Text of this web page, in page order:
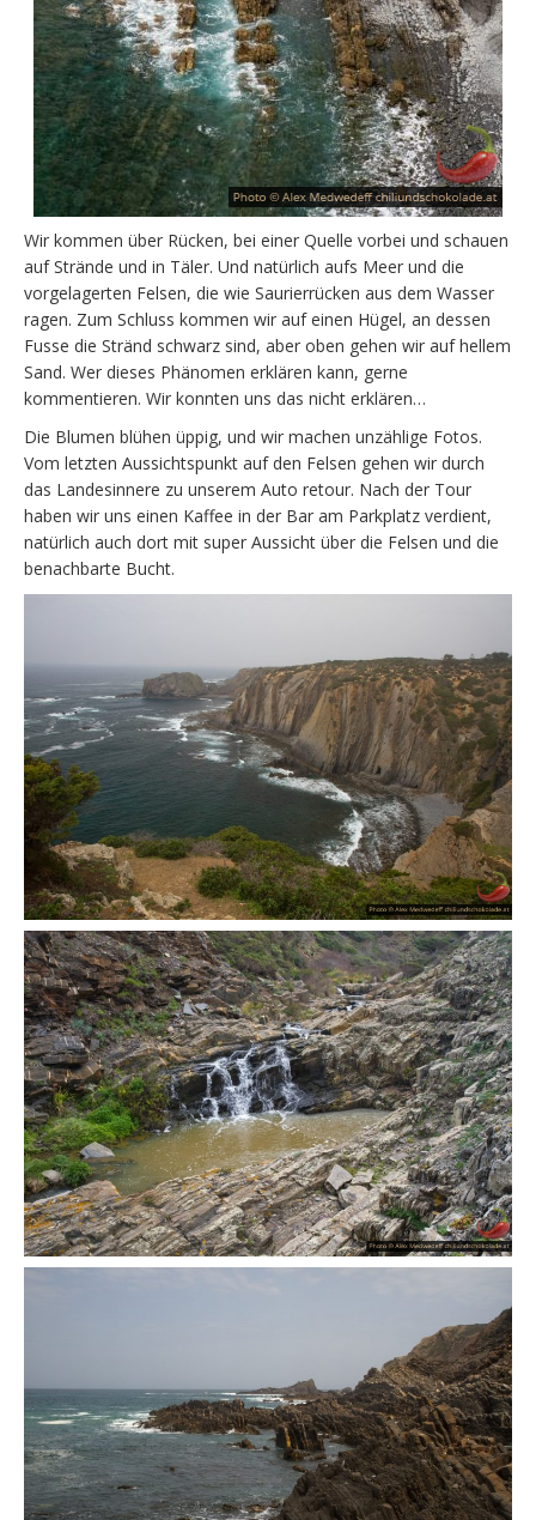
Wir kommen über Rücken, bei einer Quelle vorbei und schauen
auf Strände und in Täler. Und natürlich aufs Meer und die
vorgelagerten Felsen, die wie Saurierrücken aus dem Wasser
ragen. Zum Schluss kommen wir auf einen Hügel, an dessen
Fusse die Stränd schwarz sind, aber oben gehen wir auf hellem
Sand. Wer dieses Phänomen erklären kann, gerne
kommentieren. Wir konnten uns das nicht erklären…
Die Blumen blühen üppig, und wir machen unzählige Fotos.
Vom letzten Aussichtspunkt auf den Felsen gehen wir durch
das Landesinnere zu unserem Auto retour. Nach der Tour
haben wir uns einen Kaffee in der Bar am Parkplatz verdient,
natürlich auch dort mit super Aussicht über die Felsen und die
benachbarte Bucht.